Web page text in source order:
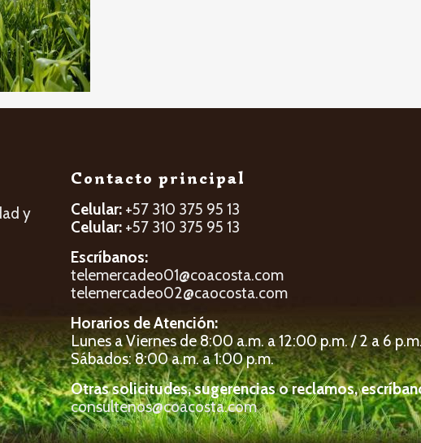
y
Contacto principal
Celular: +57 310 375 95 13
Celular: +57 310 375 95 13
Escríbanos:
telemercadeo01@coacosta.com
telemercadeo02@caocosta.com
Horarios de Atención:
Lunes a Viernes de 8:00 a.m. a 12:00 p.m. / 2 a 6 p.m.
Sábados: 8:00 a.m. a 1:00 p.m.
Otras solicitudes, sugerencias o reclamos,
consultenos@coacosta.com